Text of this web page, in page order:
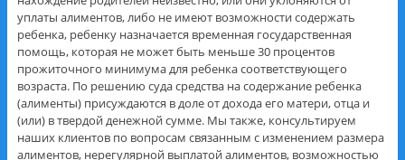
уплаты алиментов, либо не имеют возможности содержать
ребенка, ребенку назначается временная государственная
помощь, которая не может быть меньше 30 процентов
прожиточного минимума для ребенка соответствующего
возраста. По решению суда средства на содержание ребенка
(алименты) присуждаются в доле от дохода его матери, отца и
(или) в твердой денежной сумме. Мы также, консультируем
наших клиентов по вопросам связанным с изменением размера
алиментов, нерегулярной выплатой алиментов, возможностью